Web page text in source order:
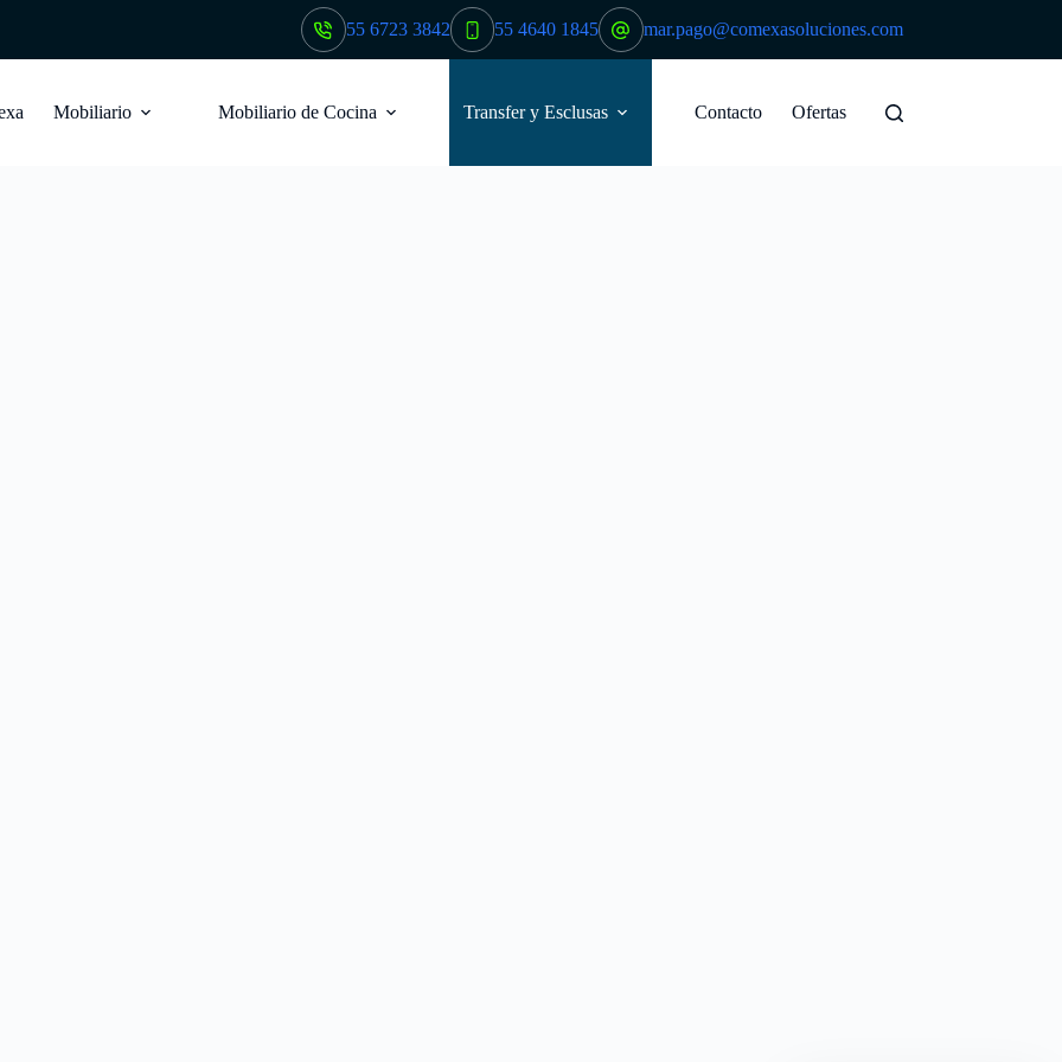
55 6723 3842 55 4640 1845 mar.pago@comexasoluciones.com
Mobiliario Mobiliario de Cocina Transfer y Esclusas Contacto Ofertas